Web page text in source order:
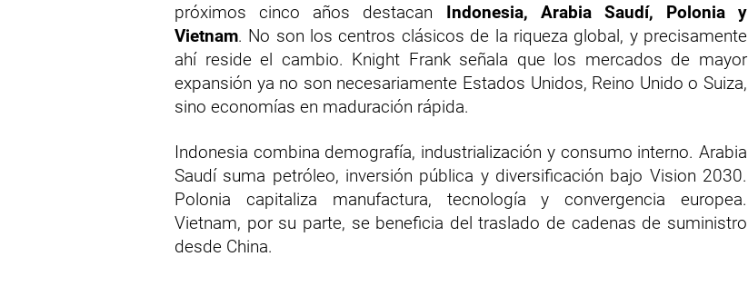
próximos cinco años destacan Indonesia, Arabia Saudí, Polonia y
Vietnam. No son los centros clásicos de la riqueza global, y precisamente
ahí reside el cambio. Knight Frank señala que los mercados de mayor
expansión ya no son necesariamente Estados Unidos, Reino Unido o Suiza,
sino economías en maduración rápida.
Indonesia combina demografía, industrialización y consumo interno. Arabia
Saudí suma petróleo, inversión pública y diversificación bajo Vision 2030.
Polonia capitaliza manufactura, tecnología y convergencia europea.
Vietnam, por su parte, se beneficia del traslado de cadenas de suministro
desde China.